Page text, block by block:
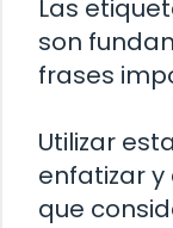
Las
son
frases
Utilizar
enfatizar
que